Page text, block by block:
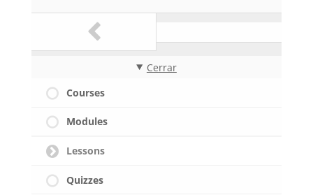
Cerrar
Courses
Modules
Lessons
Quizzes